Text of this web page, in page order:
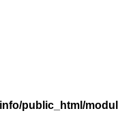
public_html/